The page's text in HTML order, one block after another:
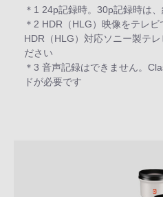
＊1 24p記録時。30p記録時は
＊2 HDR（HLG）映像をテレビ
HDR（HLG）対応ソニー製テ
ださい
＊3 音声記録はできません。
ドが必要です